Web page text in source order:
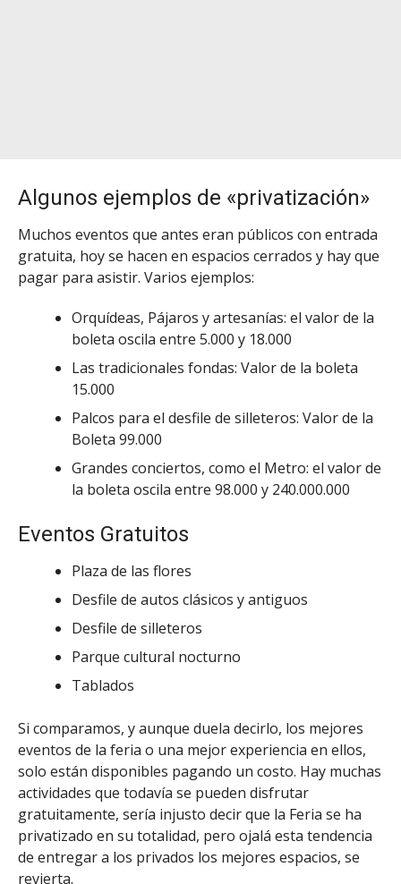
Algunos ejemplos de «privatización»
Muchos eventos que antes eran públicos con entrada
gratuita, hoy se hacen en espacios cerrados y hay que
pagar para asistir. Varios ejemplos:
Orquídeas, Pájaros y artesanías: el valor de la
boleta oscila entre 5.000 y 18.000
Las tradicionales fondas: Valor de la boleta
15.000
Palcos para el desfile de silleteros: Valor de la
Boleta 99.000
Grandes conciertos, como el Metro: el valor de
la boleta oscila entre 98.000 y 240.000.000
Eventos Gratuitos
Plaza de las flores
Desfile de autos clásicos y antiguos
Desfile de silleteros
Parque cultural nocturno
Tablados
Si comparamos, y aunque duela decirlo, los mejores
eventos de la feria o una mejor experiencia en ellos,
solo están disponibles pagando un costo. Hay muchas
actividades que todavía se pueden disfrutar
gratuitamente, sería injusto decir que la Feria se ha
privatizado en su totalidad, pero ojalá esta tendencia
de entregar a los privados los mejores espacios, se
revierta.